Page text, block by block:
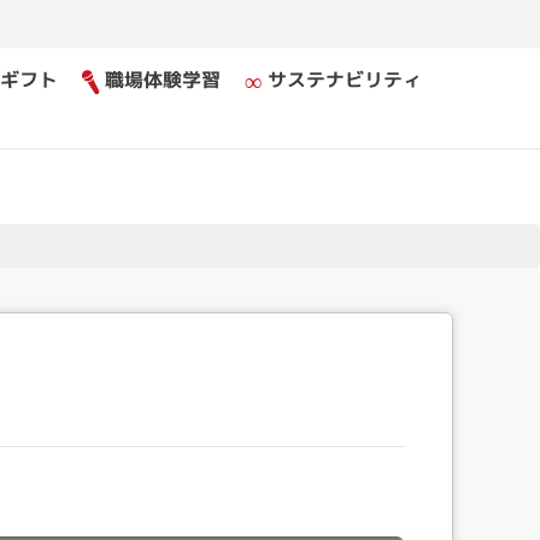
フト 職場体験学習 サステナビリティ